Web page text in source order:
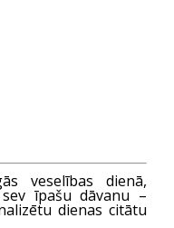
veselības dienā,
īpašu dāvanu –
dienas citātu